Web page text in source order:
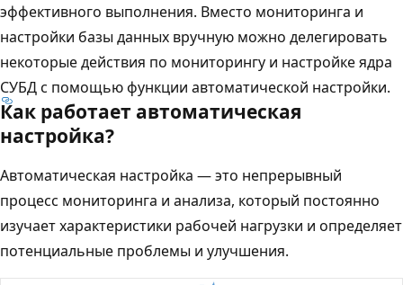
эффективного выполнения. Вместо мониторинга и
настройки базы данных вручную можно делегировать
некоторые действия по мониторингу и настройке ядра
СУБД с помощью функции автоматической настройки.
Как работает автоматическая
настройка?
Автоматическая настройка — это непрерывный
процесс мониторинга и анализа, который постоянно
изучает характеристики рабочей нагрузки и определяет
потенциальные проблемы и улучшения.